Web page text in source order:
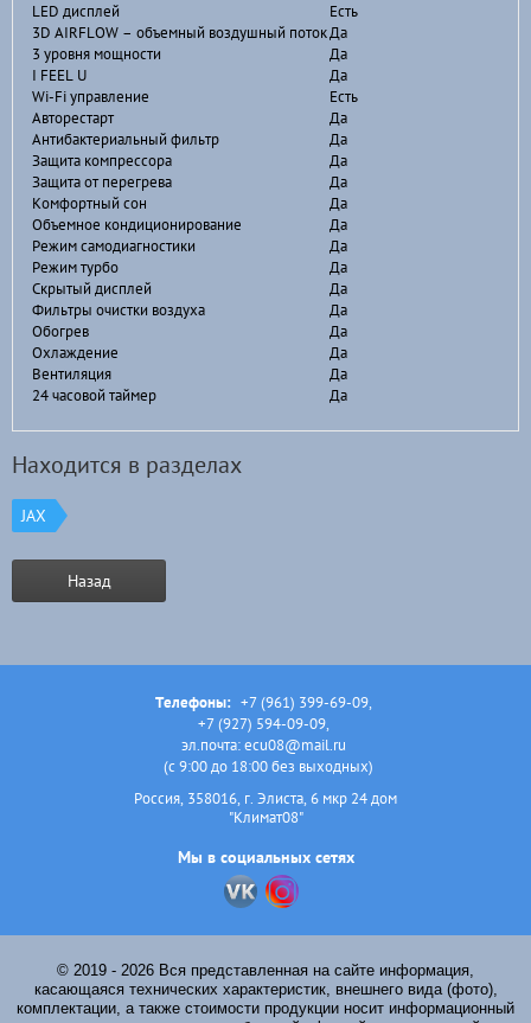
LED дисплей
Есть
3D AIRFLOW – объемный воздушный потокДа
3 уровня мощности
Да
I FEEL U
Да
Wi-Fi управление
Есть
Авторестарт
Да
Антибактериальный фильтр
Да
Защита компрессора
Да
Защита от перегрева
Да
Комфортный сон
Да
Объемное кондиционирование
Да
Режим самодиагностики
Да
Режим турбо
Да
Скрытый дисплей
Да
Фильтры очистки воздуха
Да
Обогрев
Да
Охлаждение
Да
Вентиляция
Да
24 часовой таймер
Да
Находится в разделах
JAX
Назад
Телефоны: +7 (961) 399-69-09,
+7 (927) 594-09-09,
эл.почта: ecu08@mail.ru
(с 9:00 до 18:00 без выходных)
Россия, 358016, г. Элиста, 6 мкр 24 дом
"Климат08"
Мы в социальных сетях
© 2019 - 2026 Вся представленная на сайте информация,
касающаяся технических характеристик, внешнего вида (фото),
комплектации, а также стоимости продукции носит информационный